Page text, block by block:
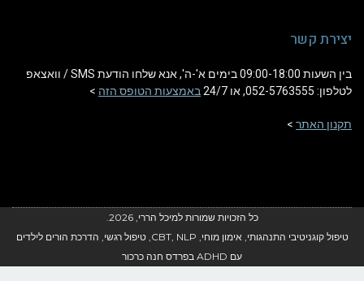
קשר
בין השעות 09:00-18:00 בימים א'-ה', אנא שלחו הודעת SMS / וואצאפ
5763555, או 24/7
באמצעות הטופס הזה>
האתר>
כל הזכויות שמורות למיכל הררי, 2026.
טיפול קוגניטיבי התנהגותי, אימון מוחי, CBT, NLP, טיפול רגשי, הדרכת הורים לילדים